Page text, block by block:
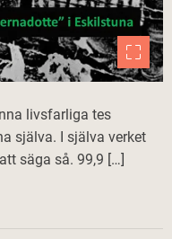
livsfarliga tes
själva. I själva verket
säga så. 99,9 […]